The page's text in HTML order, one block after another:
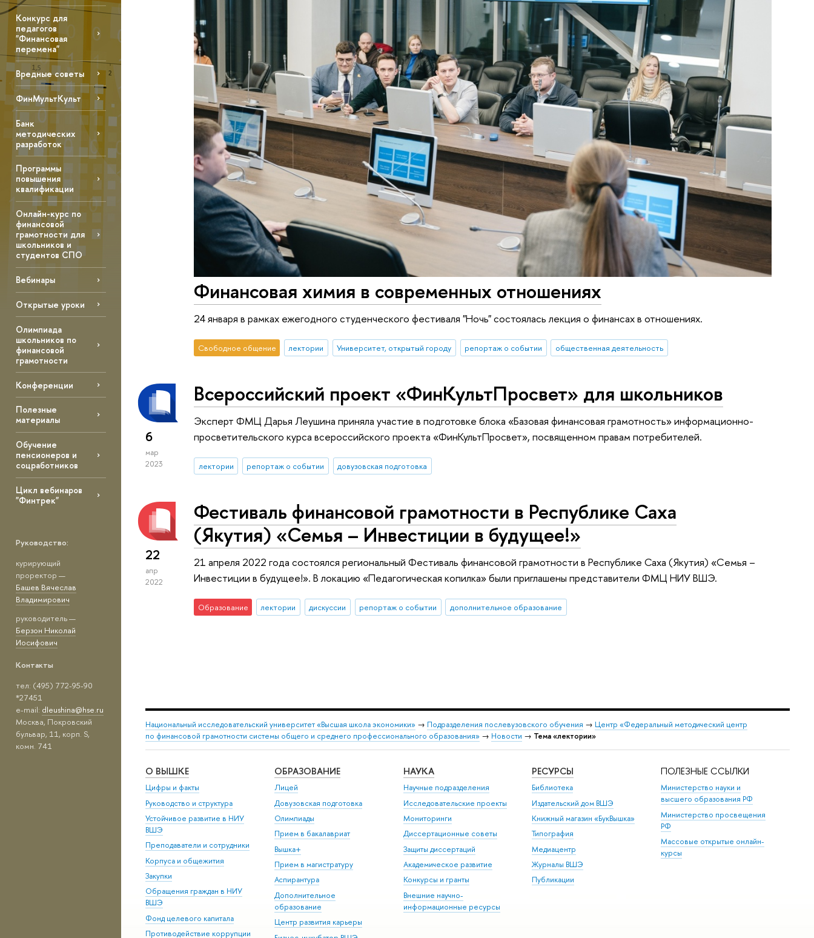
Конкурс для
педагогов
"Финансовая
перемена"
Вредные советы
ФинМультКульт
Банк
методических
разработок
Программы
повышения
квалификации
Онлайн-курс по
финансовой
грамотности для
школьников и
студентов СПО
Вебинары
Открытые уроки
Олимпиада
школьников по
финансовой
грамотности
Конференции
Полезные
материалы
Обучение
пенсионеров и
соцработников
Цикл вебинаров
"Финтрек"
Руководство:
курирующий
проректор —
Башев Вячеслав
Владимирович
руководитель —
Берзон Николай
Иосифович
Контакты
тел: (495) 772-95-90
*27451
e-mail: dleushina@hse.ru
Москва, Покровский
бульвар, 11, корп. S,
комн. 741
Финансовая химия в современных отношениях
24 января в рамках ежегодного студенческого фестиваля "Ночь" состоялась лекция о финансах в отношениях.
Свободное общение лектории Университет, открытый городу репортаж о событии общественная деятельность
6
мар
2023
Всероссийский проект «ФинКультПросвет» для школьников
Эксперт ФМЦ Дарья Леушина приняла участие в подготовке блока «Базовая финансовая грамотность» информационно-
просветительского курса всероссийского проекта «ФинКультПросвет», посвященном правам потребителей.
лектории репортаж о событии довузовская подготовка
22
апр
2022
Фестиваль финансовой грамотности в Республике Саха
(Якутия) «Семья – Инвестиции в будущее!»
21 апреля 2022 года состоялся региональный Фестиваль финансовой грамотности в Республике Саха (Якутия) «Семья –
Инвестиции в будущее!». В локацию «Педагогическая копилка» были приглашены представители ФМЦ НИУ ВШЭ.
Образование лектории дискуссии репортаж о событии дополнительное образование
Национальный исследовательский университет «Высшая школа экономики» → Подразделения послевузовского обучения → Центр «Федеральный методический центр
по финансовой грамотности системы общего и среднего профессионального образования» → Новости → Тема «лектории»
О ВЫШКЕ
Цифры и факты
Руководство и структура
Устойчивое развитие в НИУ
ВШЭ
Преподаватели и сотрудники
Корпуса и общежития
Закупки
Обращения граждан в НИУ
ВШЭ
Фонд целевого капитала
Противодействие коррупции
ОБРАЗОВАНИЕ
Лицей
Довузовская подготовка
Олимпиады
Прием в бакалавриат
Вышка+
Прием в магистратуру
Аспирантура
Дополнительное
образование
Центр развития карьеры
НАУКА
Научные подразделения
Исследовательские проекты
Мониторинги
Диссертационные советы
Защиты диссертаций
Академическое развитие
Конкурсы и гранты
Внешние научно-
информационные ресурсы
РЕСУРСЫ
Библиотека
Издательский дом ВШЭ
Книжный магазин «БукВышка»
Типография
Медиацентр
Журналы ВШЭ
Публикации
ПОЛЕЗНЫЕ ССЫЛКИ
Министерство науки и
высшего образования РФ
Министерство просвещения
РФ
Массовые открытые онлайн-
курсы